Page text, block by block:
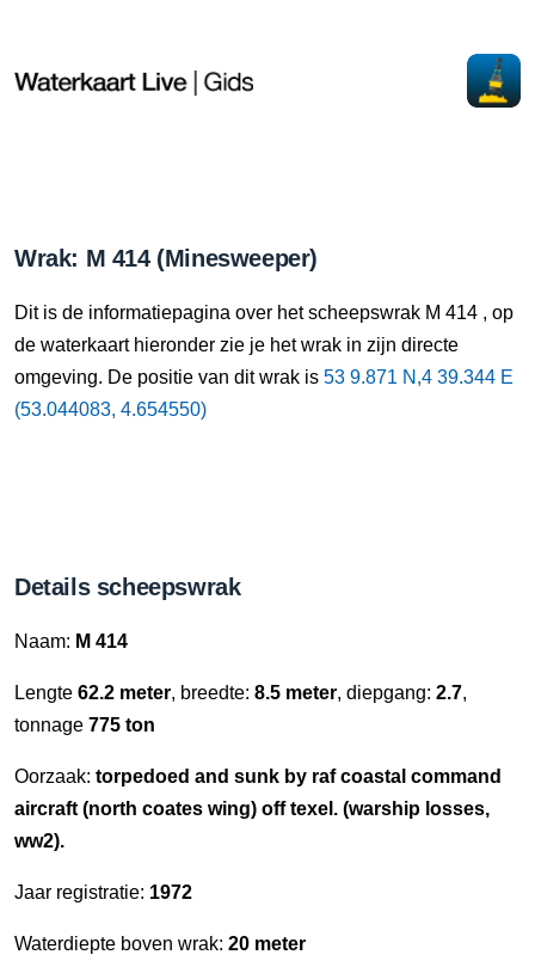
Wrak: M 414 (Minesweeper)
Dit is de informatiepagina over het scheepswrak M 414 , op
de waterkaart hieronder zie je het wrak in zijn directe
omgeving. De positie van dit wrak is 53 9.871 N,4 39.344 E
(53.044083, 4.654550)
Details scheepswrak
Naam: M 414
Lengte 62.2 meter, breedte: 8.5 meter, diepgang: 2.7,
tonnage 775 ton
Oorzaak: torpedoed and sunk by raf coastal command
aircraft (north coates wing) off texel. (warship losses,
ww2).
Jaar registratie: 1972
Waterdiepte boven wrak: 20 meter